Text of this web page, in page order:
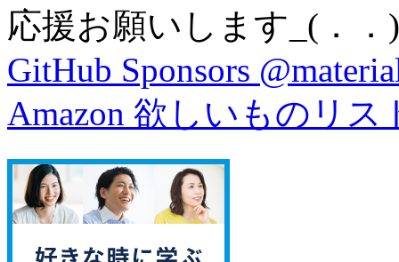
応援お願いします_(．．
GitHub Sponsors
Amazon 欲しいものリス